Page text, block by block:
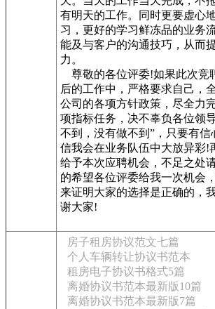
有明天的工作。同时更要虚心
习，更好的学习鲜冻品的业务
能及与客户的沟通技巧，从而
力。
尊敬的各位评委!如果此次竞
后的工作中，严格要求自己，
公司的各项方针政策，尽全力
项指标任务，决不辜负各位领
不到，没有做不到”，只要有信
信我会在业务队伍中大放异彩!
给予本次应聘机会，不足之处
的希望各位评委给我一次机会
来证明大家的选择是正确的，
谢大家!
房子租房协议范文七篇
个人车辆转让协议书范本
租房电子协议书格式5篇
离婚协议书范本最新版10篇
离婚协议书范本最新版7篇